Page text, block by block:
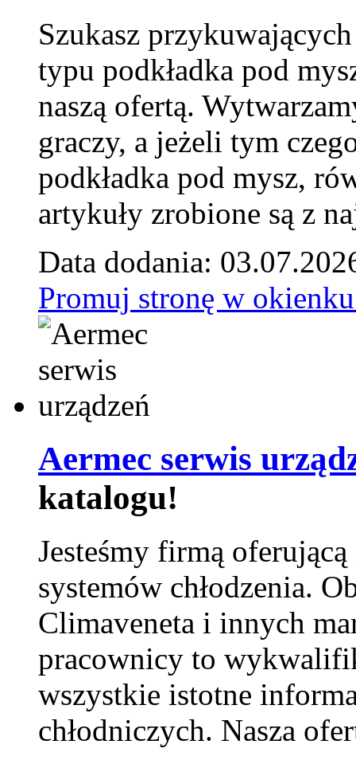
Szukasz
typu podkładka pod
naszą ofertą.
graczy, a jeżeli tym
podkładka pod mysz,
artykuły zrobione są z
Data dodania:
Promuj stronę w
Aermec serwis
katalogu!
Jesteśmy firmą
systemów chłodzenia.
Climaveneta i innych
pracownicy to
wszystkie istotne
chłodniczych. Nasza